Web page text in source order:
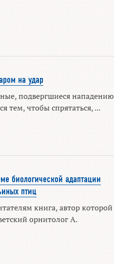
на удар
подвергшиеся
тем, чтобы спрятаться, ...
биологической адаптации
птиц
книга, автор
орнитолог А.